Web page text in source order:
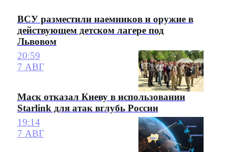
ВСУ разместили наемников и оружие в
действующем детском лагере под
Львовом
20:59
7 АВГ
Маск отказал Киеву в использовании
Starlink для атак вглубь России
19:14
7 АВГ